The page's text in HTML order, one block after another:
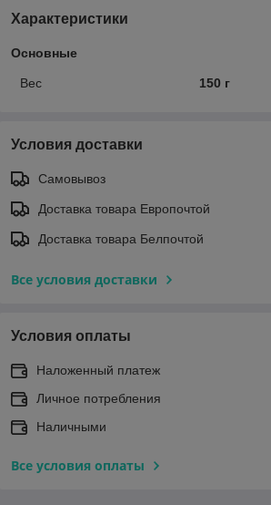
Характеристики
Основные
Вес 150 г
Условия доставки
Самовывоз
Доставка товара Европочтой
Доставка товара Белпочтой
Все условия доставки
Условия оплаты
Наложенный платеж
Личное потребления
Наличными
Все условия оплаты